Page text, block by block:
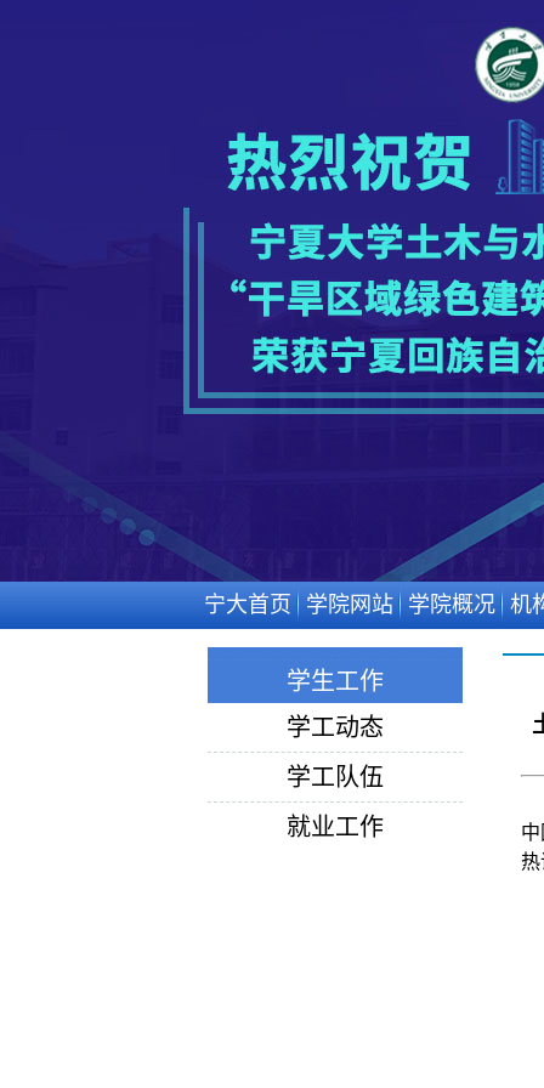
宁大首页 学院网站 学院概况 机
学生工作
学工动态
学工队伍
就业工作
热